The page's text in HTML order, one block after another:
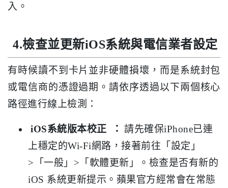
入。
4.檢查並更新iOS系統與電信業者設定
有時候讀不到卡片並非硬體損壞，而是系統封包
或電信商的憑證過期。請依序透過以下兩個核心
路徑進行線上檢測：
iOS系統版本校正 ： 請先確保iPhone已連
上穩定的Wi-Fi網路，接著前往「設定」
>「一般」>「軟體更新」。檢查是否有新的
iOS 系統更新提示。蘋果官方經常會在常態